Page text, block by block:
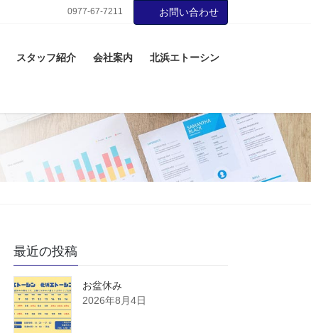
0977-67-7211 お問い合わせ
スタッフ紹介 会社案内 北浜エトーシン
最近の投稿
お盆休み
2026年8月4日